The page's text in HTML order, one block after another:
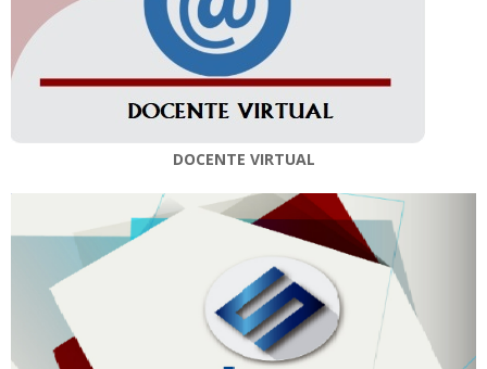
DOCENTE VIRTUAL